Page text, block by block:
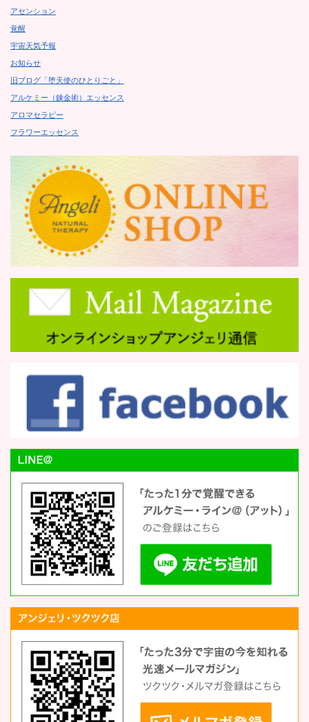
アセンション
覚醒
宇宙天気予報
お知らせ
旧ブログ「堕天使のひとりごと」
アルケミー（錬金術）エッセンス
アロマセラピー
フラワーエッセンス